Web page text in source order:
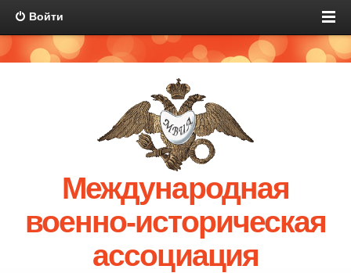
Войти
Международная
военно-историческая
ассоциация